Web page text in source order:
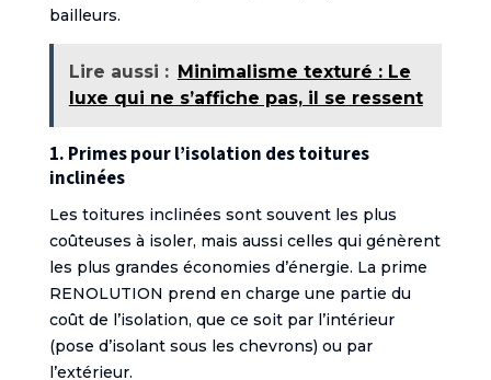
bailleurs.
Lire aussi : Minimalisme texturé : Le
luxe qui ne s’affiche pas, il se ressent
1. Primes pour l’isolation des toitures
inclinées
Les toitures inclinées sont souvent les plus
coûteuses à isoler, mais aussi celles qui génèrent
les plus grandes économies d’énergie. La prime
RENOLUTION prend en charge une partie du
coût de l’isolation, que ce soit par l’intérieur
(pose d’isolant sous les chevrons) ou par
l’extérieur.